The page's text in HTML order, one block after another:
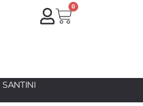
0
SANTINI